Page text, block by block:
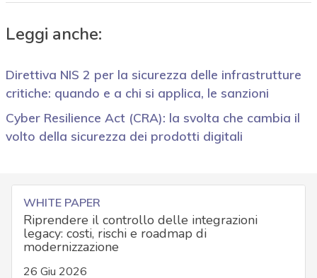
Leggi anche:
Direttiva NIS 2 per la sicurezza delle infrastrutture
critiche: quando e a chi si applica, le sanzioni
Cyber Resilience Act (CRA): la svolta che cambia il
volto della sicurezza dei prodotti digitali
WHITE PAPER
Riprendere il controllo delle integrazioni
legacy: costi, rischi e roadmap di
modernizzazione
26 Giu 2026